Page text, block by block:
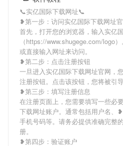
📞实亿国际下载网址📞
❥第一步：访问实亿国际下载网址
首先，打开您的浏览器，输入实亿
（https://www.shugege.com/logo
或直接输入网址来访问。
❥第二步：点击注册按钮
一旦进入实亿国际下载网址官网，
注册按钮。点击该按钮，您将被引
❥第三步：填写注册信息
在注册页面上，您需要填写一些必
下载网址账户。通常包括用户名
手机号码等。请务必提供准确完整
册。
❥第四步：验证账户